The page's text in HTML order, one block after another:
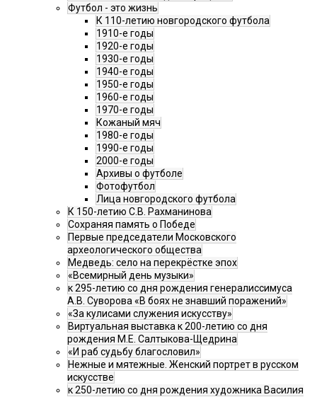
Футбол - это жизнь
К 110-летию новгородского футбола
1910-е годы
1920-е годы
1930-е годы
1940-е годы
1950-е годы
1960-е годы
1970-е годы
Кожаный мяч
1980-е годы
1990-е годы
2000-е годы
Архивы о футболе
Фотофутбол
Лица новгородского футбола
К 150-летию С.В. Рахманинова
Сохраняя память о Победе
Первые председатели Московского
археологического общества
Медведь: село на перекрёстке эпох
«Всемирный день музыки»
к 295-летию со дня рождения генералиссимуса
А.В. Суворова «В боях не знавший поражений»
«За кулисами служения искусству»
Виртуальная выставка к 200-летию со дня
рождения М.Е. Салтыкова-Щедрина
«И раб судьбу благословил»
Нежные и мятежные. Женский портрет в русском
искусстве
к 250-летию со дня рождения художника Василия